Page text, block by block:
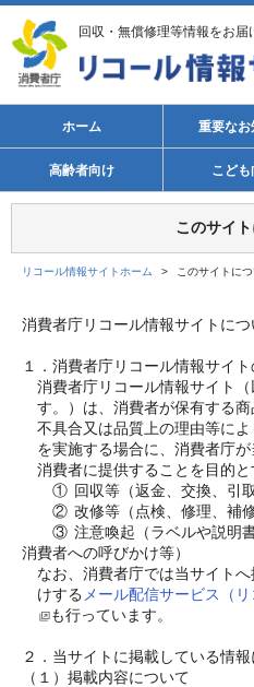
回収・無償修理等情報をお届
ホーム 重要なお
高齢者向け こども
このサイ
リコール情報サイトホーム > このサイトに
消費者庁リコール情報サイトにつ
１．消費者庁リコール情報サイト
消費者庁リコール情報サイト
す。）は、消費者が保有する商
不具合又は品質上の理由等に
を実施する場合に、消費者庁
消費者に提供することを目的と
①	回収等（返金、交換、引
②	改修等（点検、修理、補
③	注意喚起（ラベルや説明書の差替、ウェブサイト等での
消費者への呼びかけ等）
なお、消費者庁では当サイト
けする メール配信サービス（
も行っています。
２．当サイトに掲載している情
（１）掲載内容について